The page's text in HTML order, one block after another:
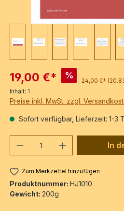
19,00 €* %
24,00 €*
Inhalt: 1
Preise inkl. MwSt. zzgl.
Sofort verfügbar, Lieferzeit: 1-3
Produkt Anzahl: Gib
In
Zum Merkzettel hinzufügen
Produktnummer: HJ1010
Gewicht: 200g